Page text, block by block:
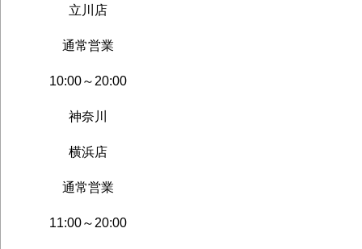
立川店
通常営業
10:00～20:00
神奈川
横浜店
通常営業
11:00～20:00